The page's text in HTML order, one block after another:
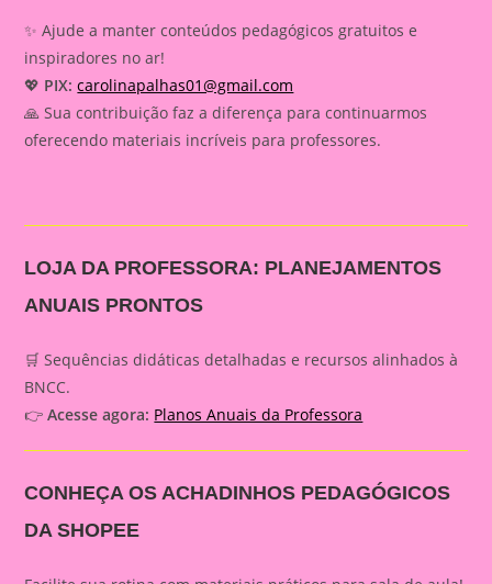
✨ Ajude a manter conteúdos pedagógicos gratuitos e
inspiradores no ar!
💖 PIX: carolinapalhas01@gmail.com
🙏 Sua contribuição faz a diferença para continuarmos
oferecendo materiais incríveis para professores.
LOJA DA PROFESSORA: PLANEJAMENTOS
ANUAIS PRONTOS
🛒 Sequências didáticas detalhadas e recursos alinhados à
BNCC.
👉Acesse agora: Planos Anuais da Professora
CONHEÇA OS ACHADINHOS PEDAGÓGICOS
DA SHOPEE